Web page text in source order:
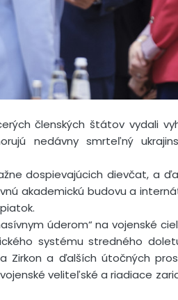
členských štátov vydali
nedávny smrteľný
dospievajúcich dievčat, a
akademickú budovu a
úderom“ na vojenské
systému stredného
Zirkon a ďalších útočných
veliteľské a riadiace